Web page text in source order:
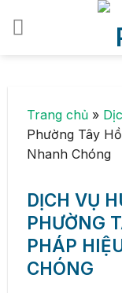
Trang chủ »
Phường Tây
Nhanh Chóng
DỊCH VỤ
PHƯỜNG
PHÁP
CHÓNG